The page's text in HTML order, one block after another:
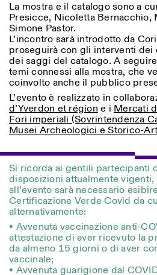
Designed by Dallas
La mostra e il catalogo sono a
Presicce, Nicoletta Bernacchio,
Simone Pastor.
L’incontro sarà introdotto da
proseguirà con gli interventi dei
dei saggi del catalogo. A
temi connessi alla mostra, che
coinvolto anche il pubblico
L’evento è realizzato in
d’Yverdon et région e i Mercati
Fori imperiali (Sovrintendenza
Musei Archeologici e Storico-
Si ricorda ai gentili partecipanti
disposizioni attualmente vigenti,
all’evento sarà necessario
Certificazione Verde Covid da
alternativamente:
• Avvenuta vaccinazione anti-
attestazione di aver ricevuto la
da almeno 15 giorni o di aver
vaccinale;
• Avvenuta guarigione dal